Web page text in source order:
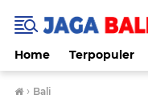
Home Terpopuler
› Bali